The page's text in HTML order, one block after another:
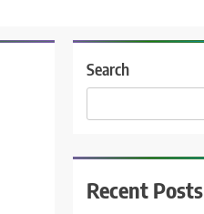
Search
Recent Posts